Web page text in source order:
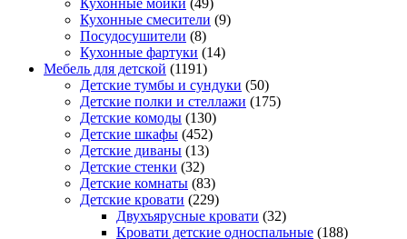
Кухонные мойки (49)
Кухонные смесители (9)
Посудосушители (8)
Кухонные фартуки (14)
Мебель для детской (1191)
Детские тумбы и сундуки (50)
Детские полки и стеллажи (175)
Детские комоды (130)
Детские шкафы (452)
Детские диваны (13)
Детские стенки (32)
Детские комнаты (83)
Детские кровати (229)
Двухъярусные кровати (32)
Кровати детские односпальные (188)